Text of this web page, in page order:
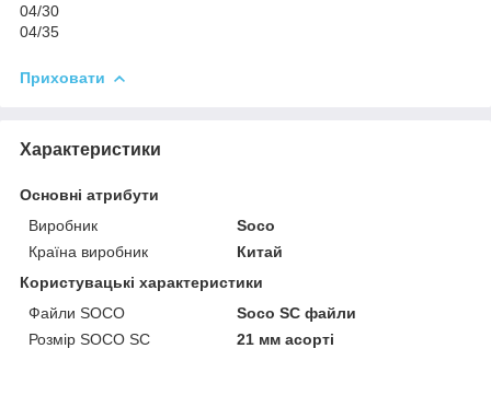
04/30
04/35
Приховати
Характеристики
Основні атрибути
Виробник
Soco
Країна виробник
Китай
Користувацькi характеристики
Файли SOCO
Soco SC файли
Розмір SOCO SC
21 мм асорті